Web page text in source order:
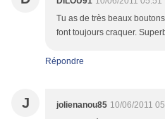
Tu as de très beaux
font toujours craquer.
Répondre
J jolienanou85 10/06/2011